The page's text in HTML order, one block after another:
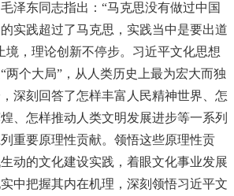
泽东同志指出：“马克思没有做过中国
实践超过了马克思，实践当中是要出道
境，理论创新不停步。习近平文化思想
两个大局”，从人类历史上最为宏大而独
深刻回答了怎样丰富人民精神世界、怎
、怎样推动人类文明发展进步等一系列
重要原理性贡献。领悟这些原理性贡
动的文化建设实践，着眼文化事业发展
中把握其内在机理，深刻领悟习近平文